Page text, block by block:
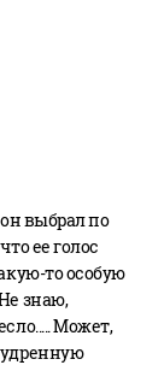
выбрал по
ее голос
то особую
знаю,
Может,